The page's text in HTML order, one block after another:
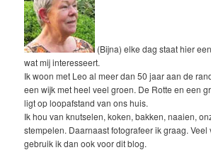
(Bijna) elke dag staat hier
wat mij interesseert.
Ik woon met Leo al meer dan 50 jaar aan de
een wijk met heel veel groen. De Rotte en een
ligt op loopafstand van ons huis.
Ik hou van knutselen, koken, bakken, naaien,
stempelen. Daarnaast fotografeer ik graag. Veel
gebruik ik dan ook voor dit blog.